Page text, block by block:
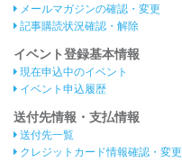
メールマガジンの確認・変更
記事購読状況確認・解除
イベント登録基本情報
現在申込中のイベント
イベント申込履歴
送付先情報・支払情報
送付先一覧
クレジットカード情報確認・変更